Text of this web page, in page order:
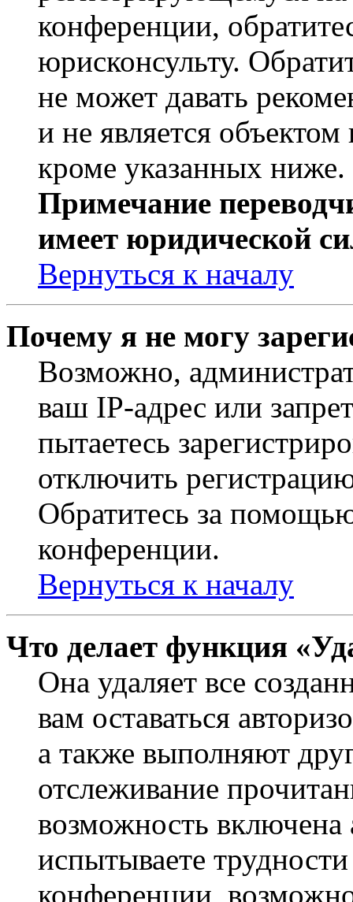
конференции,
юрисконсульту.
не может давать
и не является
кроме указанных ниже.
Примечание
имеет юридической
Вернуться к началу
Почему я не могу
Возможно,
ваш IP-адрес или
пытаетесь
отключить
Обратитесь за
конференции.
Вернуться к началу
Что делает функция
Она удаляет все
вам оставаться
а также выполняют
отслеживание
возможность
испытываете
конференции,